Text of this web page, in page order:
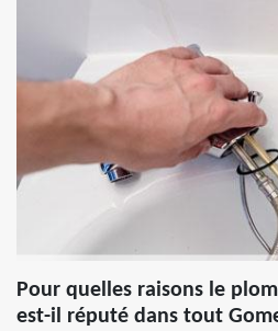
Pour quelles raisons le
est-il réputé dans tout